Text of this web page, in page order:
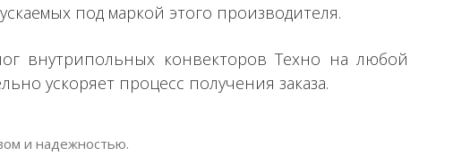
под маркой этого производителя.
внутрипольных конвекторов Техно на любой
ускоряет процесс получения заказа.
и надежностью.